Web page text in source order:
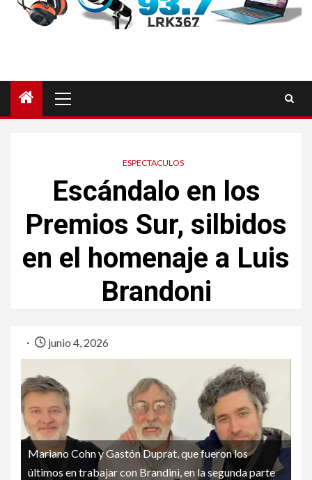
ESPECTACULOS
Escándalo en los
Premios Sur, silbidos
en el homenaje a Luis
Brandoni
junio 4, 2026
Mariano Cohn y Gastón Duprat, que fueron los
últimos en trabajar con Brandini, en la segunda parte